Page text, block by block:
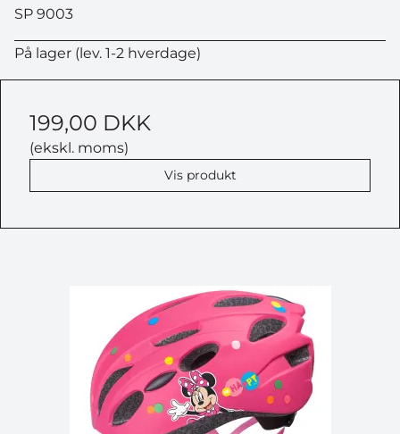
SP 9003
På lager (lev. 1-2 hverdage)
199,00 DKK
(ekskl. moms)
Vis produkt